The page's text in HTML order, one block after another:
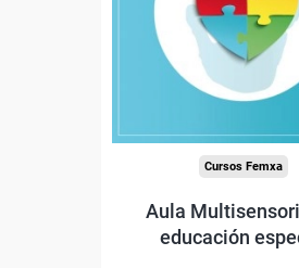
Sin requisitos de
Diploma
Cursos Femxa
Aula
educación